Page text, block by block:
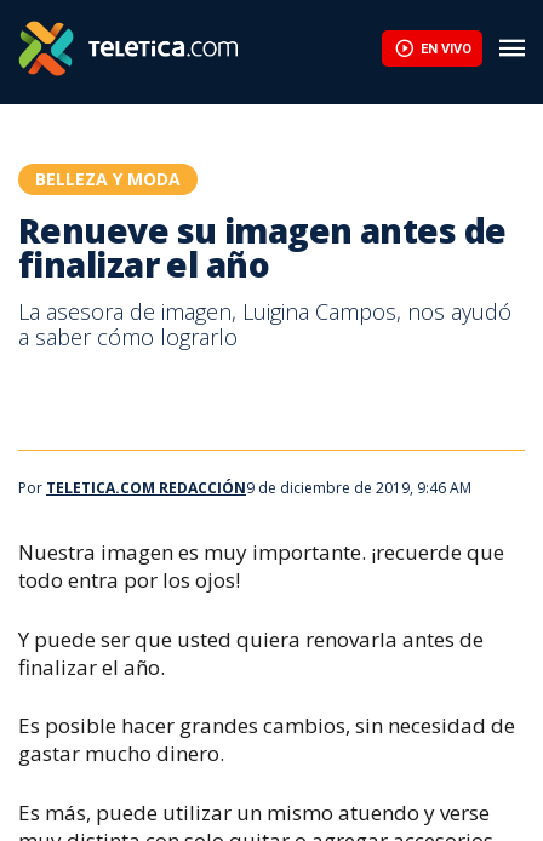
EN VIVO
BELLEZA Y MODA
Renueve su imagen antes de
finalizar el año
La asesora de imagen, Luigina Campos, nos ayudó
a saber cómo lograrlo
Por TELETICA.COM REDACCIÓN9 de diciembre de 2019, 9:46 AM
Nuestra imagen es muy importante. ¡recuerde que
todo entra por los ojos!
Y puede ser que usted quiera renovarla antes de
finalizar el año.
Es posible hacer grandes cambios, sin necesidad de
gastar mucho dinero.
Es más, puede utilizar un mismo atuendo y verse